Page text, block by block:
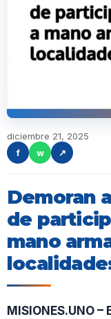
diciembre 21, 2025
f
w ↗
Demoran
de
mano
MISIONES.UNO